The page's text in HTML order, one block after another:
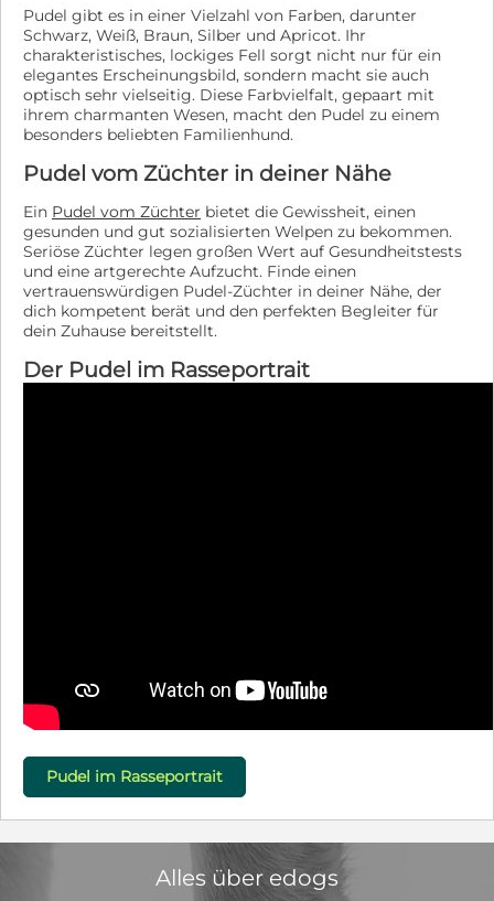
Pudel gibt es in einer Vielzahl von Farben, darunter
Schwarz, Weiß, Braun, Silber und Apricot. Ihr
charakteristisches, lockiges Fell sorgt nicht nur für ein
elegantes Erscheinungsbild, sondern macht sie auch
optisch sehr vielseitig. Diese Farbvielfalt, gepaart mit
ihrem charmanten Wesen, macht den Pudel zu einem
besonders beliebten Familienhund.
Pudel vom Züchter in deiner Nähe
Ein Pudel vom Züchter bietet die Gewissheit, einen
gesunden und gut sozialisierten Welpen zu bekommen.
Seriöse Züchter legen großen Wert auf Gesundheitstests
und eine artgerechte Aufzucht. Finde einen
vertrauenswürdigen Pudel-Züchter in deiner Nähe, der
dich kompetent berät und den perfekten Begleiter für
dein Zuhause bereitstellt.
Der Pudel im Rasseportrait
Pudel im Rasseportrait
Alles über edogs